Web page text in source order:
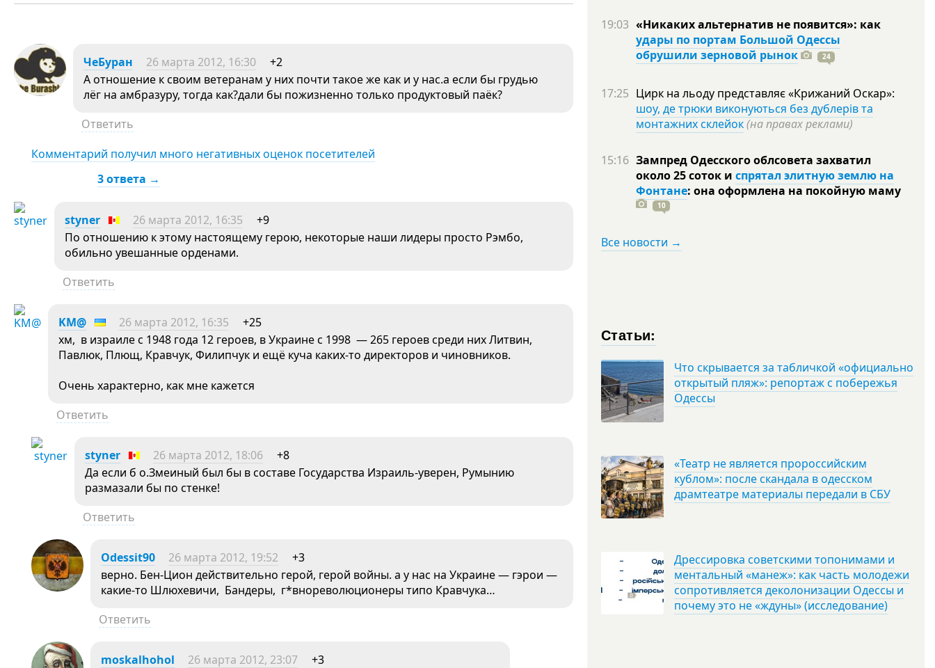
ЧеБуран 26 марта 2012, 16:30
+2
А отношение к своим ветеранам у них почти такое же как и у нас.а если бы грудью
лёг на амбразуру, тогда как?дали бы пожизненно только продуктовый паёк?
Ответить
Комментарий получил много негативных оценок посетителей
3 ответа →
styner 26 марта 2012, 16:35
+9
По отношению к этому настоящему герою, некоторые наши лидеры просто Рэмбо,
обильно увешанные орденами.
Ответить
KM@ 26 марта 2012, 16:35
+25
хм, в израиле с 1948 года 12 героев, в Украине с 1998 — 265 героев среди них Литвин,
Павлюк, Плющ, Кравчук, Филипчук и ещё куча каких-то директоров и чиновников.
Очень характерно, как мне кажется
Ответить
styner 26 марта 2012, 18:06
+8
Да если б о.Змеиный был бы в составе Государства Израиль-уверен, Румынию
размазали бы по стенке!
Ответить
Odessit90 26 марта 2012, 19:52
+3
верно. Бен-Цион действительно герой, герой войны. а у нас на Украине — гэрои —
какие-то Шлюхевичи, Бандеры, г*внореволюционеры типо Кравчука…
Ответить
moskalhohol 26 марта 2012, 23:07
+3
19:03 «Никаких альтернатив не появится»: как
удары по портам Большой Одессы
обрушили зерновой рынок
24
17:25 Цирк на льоду представляє «Крижаний Оскар»:
шоу, де трюки виконуються без дублерів та
монтажних склейок(на правах реклами)
15:16 Зампред Одесского облсовета захватил
около 25 соток и спрятал элитную землю на
Фонтане: она оформлена на покойную маму
10
Все новости →
Статьи:
Что скрывается за табличкой «официально
открытый пляж»: репортаж с побережья
Одессы
«Театр не является пророссийским
кублом»: после скандала в одесском
драмтеатре материалы передали в СБУ
Дрессировка советскими топонимами и
ментальный «манеж»: как часть молодежи
сопротивляется деколонизации Одессы и
почему это не «ждуны» (исследование)